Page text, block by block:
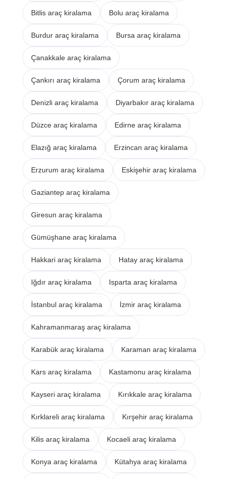
Bitlis araç kiralama Bolu araç kiralama
Burdur araç kiralama Bursa araç kiralama
Çanakkale araç kiralama
Çankırı araç kiralama Çorum araç kiralama
Denizli araç kiralama Diyarbakır araç kiralama
Düzce araç kiralama Edirne araç kiralama
Elazığ araç kiralama Erzincan araç kiralama
Erzurum araç kiralama Eskişehir araç kiralama
Gaziantep araç kiralama
Giresun araç kiralama
Gümüşhane araç kiralama
Hakkari araç kiralama Hatay araç kiralama
Iğdır araç kiralama Isparta araç kiralama
İstanbul araç kiralama İzmir araç kiralama
Kahramanmaraş araç kiralama
Karabük araç kiralama Karaman araç kiralama
Kars araç kiralama Kastamonu araç kiralama
Kayseri araç kiralama Kırıkkale araç kiralama
Kırklareli araç kiralama Kırşehir araç kiralama
Kilis araç kiralama Kocaeli araç kiralama
Konya araç kiralama Kütahya araç kiralama